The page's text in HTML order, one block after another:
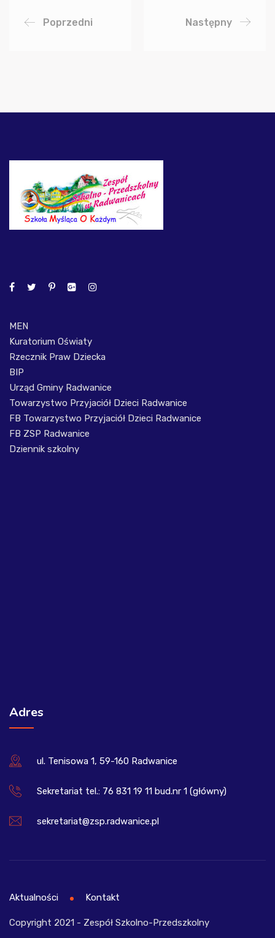
Poprzedni Następny
MEN
Kuratorium Oświaty
Rzecznik Praw Dziecka
BIP
Urząd Gminy Radwanice
Towarzystwo Przyjaciół Dzieci Radwanice
FB Towarzystwo Przyjaciół Dzieci Radwanice
FB ZSP Radwanice
Dziennik szkolny
Adres
ul. Tenisowa 1, 59-160 Radwanice
Sekretariat tel.: 76 831 19 11 bud.nr 1 (główny)
sekretariat@zsp.radwanice.pl
Copyright 2021 - Zespół Szkolno-Przedszkolny
Aktualności Kontakt